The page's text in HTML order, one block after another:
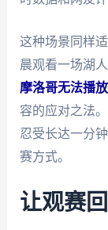
这种场景同样
晨观看一场湖
摩洛哥无法播放
容的应对之法
忍受长达一分
赛方式。
让观赛